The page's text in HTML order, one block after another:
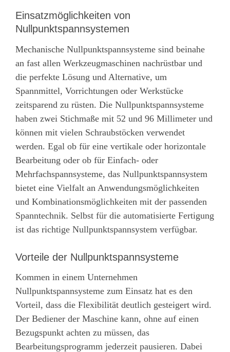
Einsatzmöglichkeiten von
Nullpunktspannsystemen
Mechanische Nullpunktspannsysteme sind beinahe
an fast allen Werkzeugmaschinen nachrüstbar und
die perfekte Lösung und Alternative, um
Spannmittel, Vorrichtungen oder Werkstücke
zeitsparend zu rüsten. Die Nullpunktspannsysteme
haben zwei Stichmaße mit 52 und 96 Millimeter und
können mit vielen Schraubstöcken verwendet
werden. Egal ob für eine vertikale oder horizontale
Bearbeitung oder ob für Einfach- oder
Mehrfachspannsysteme, das Nullpunktspannsystem
bietet eine Vielfalt an Anwendungsmöglichkeiten
und Kombinationsmöglichkeiten mit der passenden
Spanntechnik. Selbst für die automatisierte Fertigung
ist das richtige Nullpunktspannsystem verfügbar.
Vorteile der Nullpunktspannsysteme
Kommen in einem Unternehmen
Nullpunktspannsysteme zum Einsatz hat es den
Vorteil, dass die Flexibilität deutlich gesteigert wird.
Der Bediener der Maschine kann, ohne auf einen
Bezugspunkt achten zu müssen, das
Bearbeitungsprogramm jederzeit pausieren. Dabei